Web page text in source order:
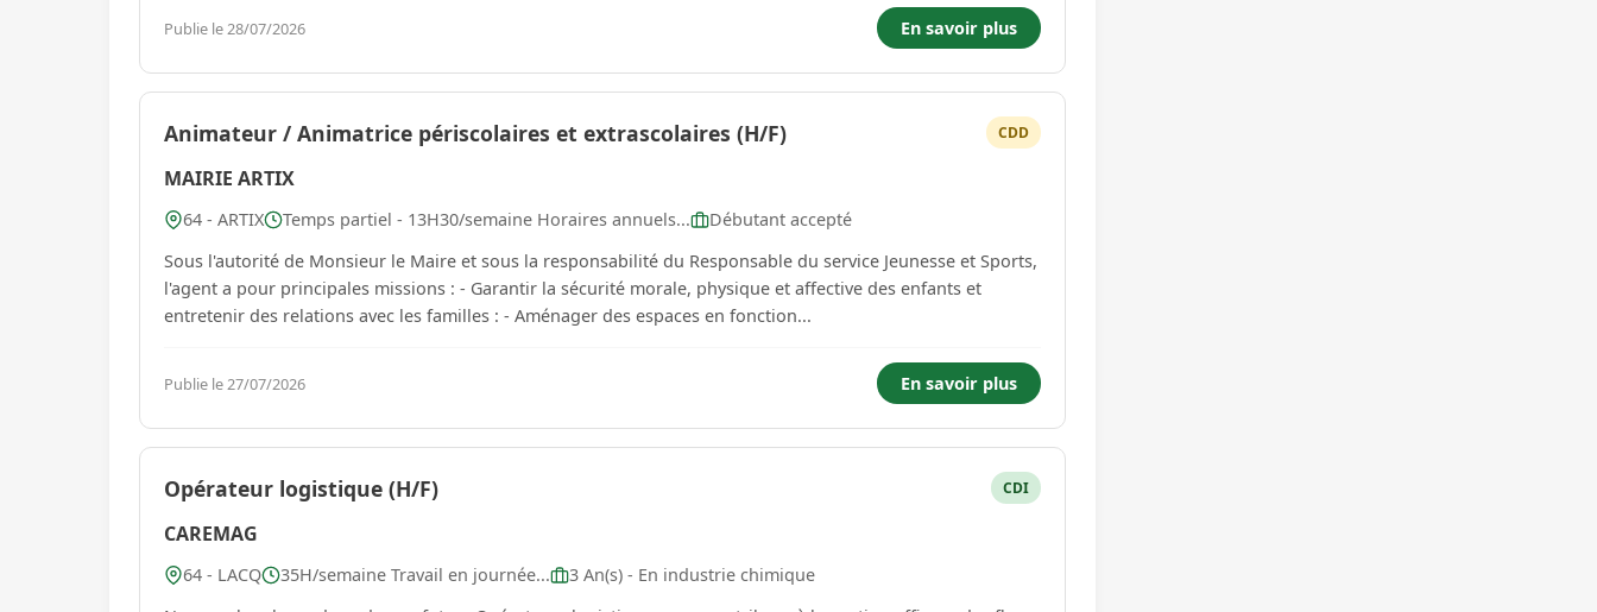
Publie le 28/07/2026 En savoir plus
Animateur / Animatrice périscolaires et extrascolaires (H/F) CDD
MAIRIE ARTIX
64 - ARTIX Temps partiel - 13H30/semaine Horaires annuels...
Débutant accepté
Sous l'autorité de Monsieur le Maire et sous la responsabilité du Responsable du service Jeunesse et Sports,
l'agent a pour principales missions : - Garantir la sécurité morale, physique et affective des enfants et
entretenir des relations avec les familles : - Aménager des espaces en fonction...
Publie le 27/07/2026 En savoir plus
Opérateur logistique (H/F) CDI
CAREMAG
64 - LACQ 35H/semaine Travail en journée...
3 An(s) - En industrie chimique